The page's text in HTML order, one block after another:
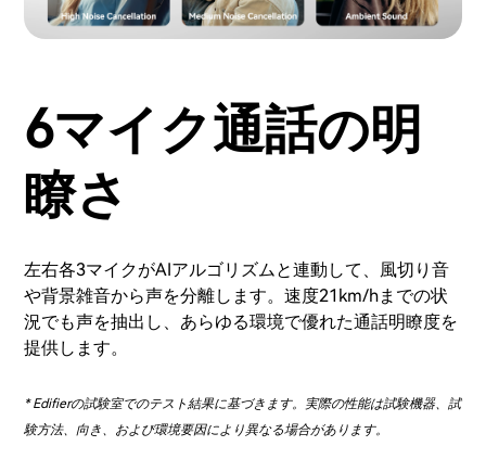
6マイク通話の明
瞭さ
左右各3マイクがAIアルゴリズムと連動して、風切り音
や背景雑音から声を分離します。速度21km/hまでの状
況でも声を抽出し、あらゆる環境で優れた通話明瞭度を
提供します。
* Edifierの試験室でのテスト結果に基づきます。実際の性能は試験機器、試
験方法、向き、および環境要因により異なる場合があります。